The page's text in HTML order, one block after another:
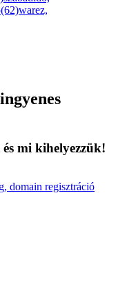
warez,
mi kihelyezzük!